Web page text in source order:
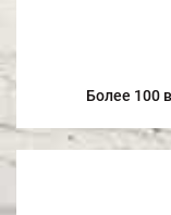
Более 100